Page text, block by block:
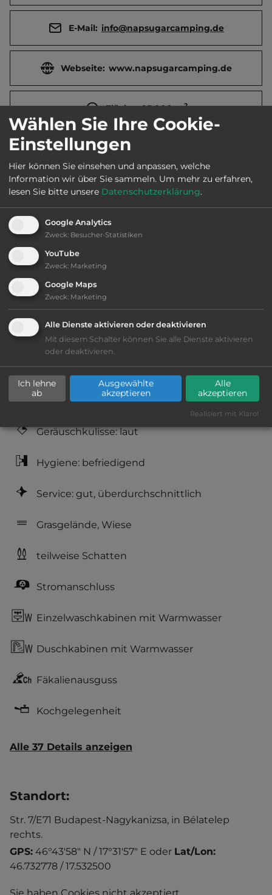
E-Mail: info@napsugarcamping.de
Webseite: www.napsugarcamping.de
Fläche: 95.000m2
Öffnungszeiten:
Telefon: 0036 30 486 3953
Ausstattung
bis 30,- Euro
Klassifizierung: ausreichend
Lage: schön
Platzeinrichtung: befriedigend
Geräuschkulisse: laut
Hygiene: befriedigend
Service: gut, überdurchschnittlich
Grasgelände, Wiese
teilweise Schatten
Stromanschluss
Einzelwaschkabinen mit Warmwasser
Duschkabinen mit Warmwasser
Fäkalienausguss
Kochgelegenheit
Alle 37 Details anzeigen
Standort:
Str. 7/E71 Budapest-Nagykanizsa, in Bélatelep
rechts.
GPS: 46°43'58" N / 17°31'57" E oder Lat/Lon:
46.732778 / 17.532500
Wählen Sie Ihre Cookie-
Einstellungen
Hier können Sie einsehen und anpassen, welche
Information wir über Sie sammeln. Um mehr zu erfahren,
lesen Sie bitte unsere Datenschutzerklärung.
Google Analytics
Zweck: Besucher-Statistiken
YouTube
Zweck: Marketing
Google Maps
Zweck: Marketing
Alle Dienste aktivieren oder deaktivieren
Mit diesem Schalter können Sie alle Dienste aktivieren
oder deaktivieren.
Ich lehne
ab
Ausgewählte
akzeptieren
Alle
akzeptieren
Realisiert mit Klaro!